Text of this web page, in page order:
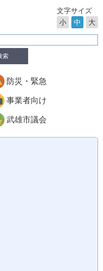
索
文字サイズ
小
中 大
防災・緊急
事業者向け
武雄市議会